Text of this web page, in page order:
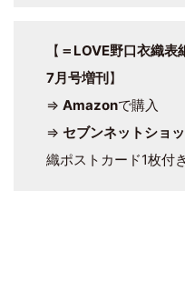
【 ＝LOVE野口衣織
7月号増刊 】
⇒ Amazonで購入
⇒ セブンネットショ
織ポストカード1枚付